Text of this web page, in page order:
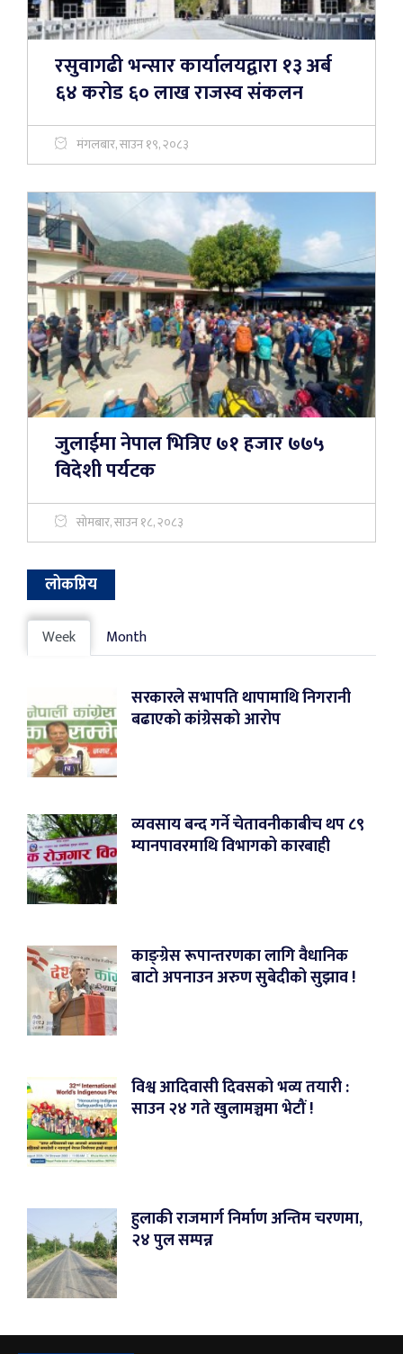
रसुवागढी भन्सार कार्यालयद्वारा १३ अर्ब
६४ करोड ६० लाख राजस्व संकलन
मंगलबार, साउन १९, २०८३
जुलाईमा नेपाल भित्रिए ७१ हजार ७७५
विदेशी पर्यटक
सोमबार, साउन १८, २०८३
लोकप्रिय
Week Month
सरकारले सभापति थापामाथि निगरानी
बढाएको कांग्रेसको आरोप
व्यवसाय बन्द गर्ने चेतावनीकाबीच थप ८९
म्यानपावरमाथि विभागको कारबाही
काङ्ग्रेस रूपान्तरणका लागि वैधानिक
बाटो अपनाउन अरुण सुबेदीको सुझाव !
विश्व आदिवासी दिवसको भव्य तयारी :
साउन २४ गते खुलामञ्चमा भेटौं !
हुलाकी राजमार्ग निर्माण अन्तिम चरणमा,
२४ पुल सम्पन्न